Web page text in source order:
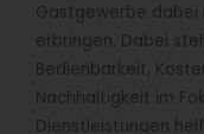
Gastgewerbe dabei
erbringen. Dabei
Bedienbarkeit,
Nachhaltigkeit im
Dienstleistungen